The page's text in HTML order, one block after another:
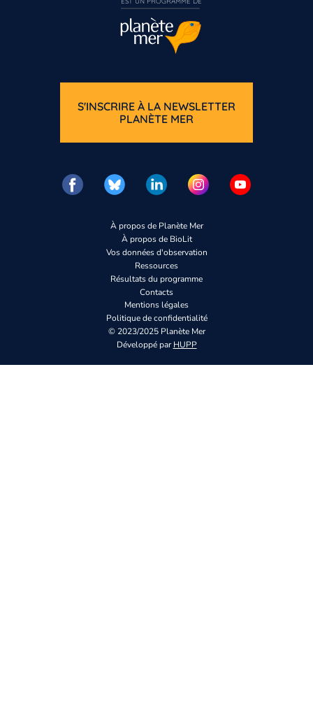
À propos de Planète Mer
À propos de BioLit
Vos données d'observation
Ressources
Résultats du programme
Contacts
Mentions légales
Politique de confidentialité
© 2023/2025 Planète Mer
Développé parHUPP
S'INSCRIRE À LA NEWSLETTER
PLANÈTE MER